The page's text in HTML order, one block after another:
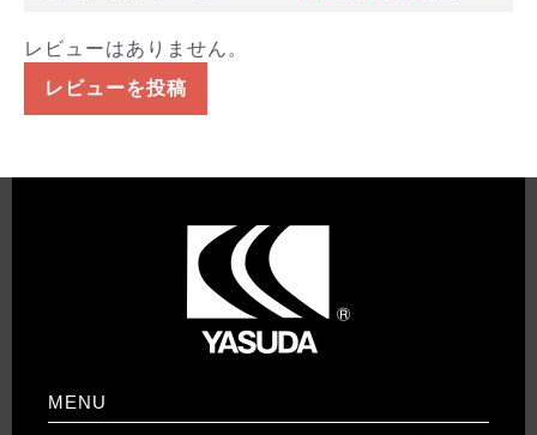
レビューはありません。
レビューを投稿
MENU